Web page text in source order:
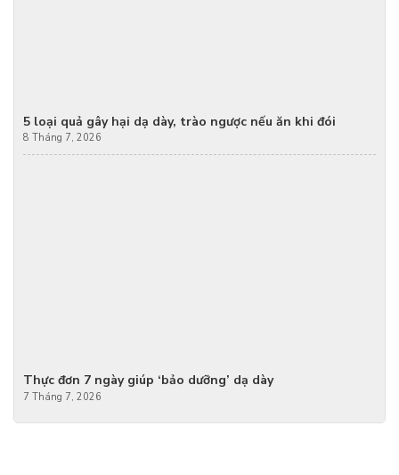
5 loại quả gây hại dạ dày, trào ngược nếu ăn khi đói
8 Tháng 7, 2026
Thực đơn 7 ngày giúp ‘bảo dưỡng’ dạ dày
7 Tháng 7, 2026